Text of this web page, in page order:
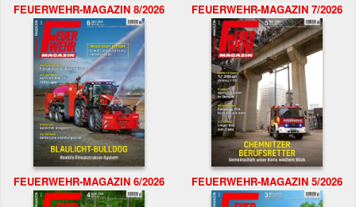
FEUERWEHR-MAGAZIN 8/2026 FEUERWEHR-MAGAZIN 7/2026
FEUERWEHR-MAGAZIN 6/2026 FEUERWEHR-MAGAZIN 5/2026